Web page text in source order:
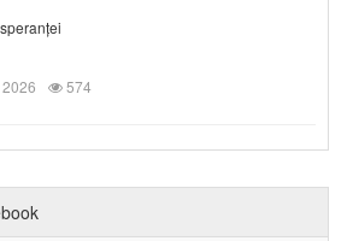
574